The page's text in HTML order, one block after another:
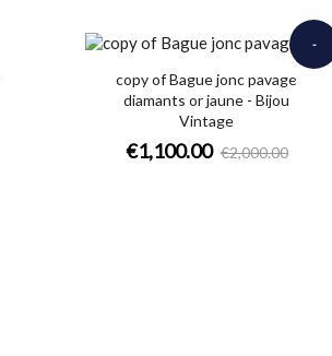
copy of Bague jonc pavage
diamants or jaune - Bijou
Vintage
€1,100.00 €2,000.00
-
€900.00